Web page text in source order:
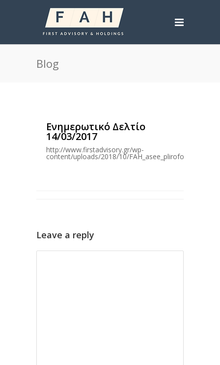
Blog
Ενημερωτικό Δελτίο
14/03/2017
http://www.firstadvisory.gr/wp-
content/uploads/2018/10/
Leave a reply